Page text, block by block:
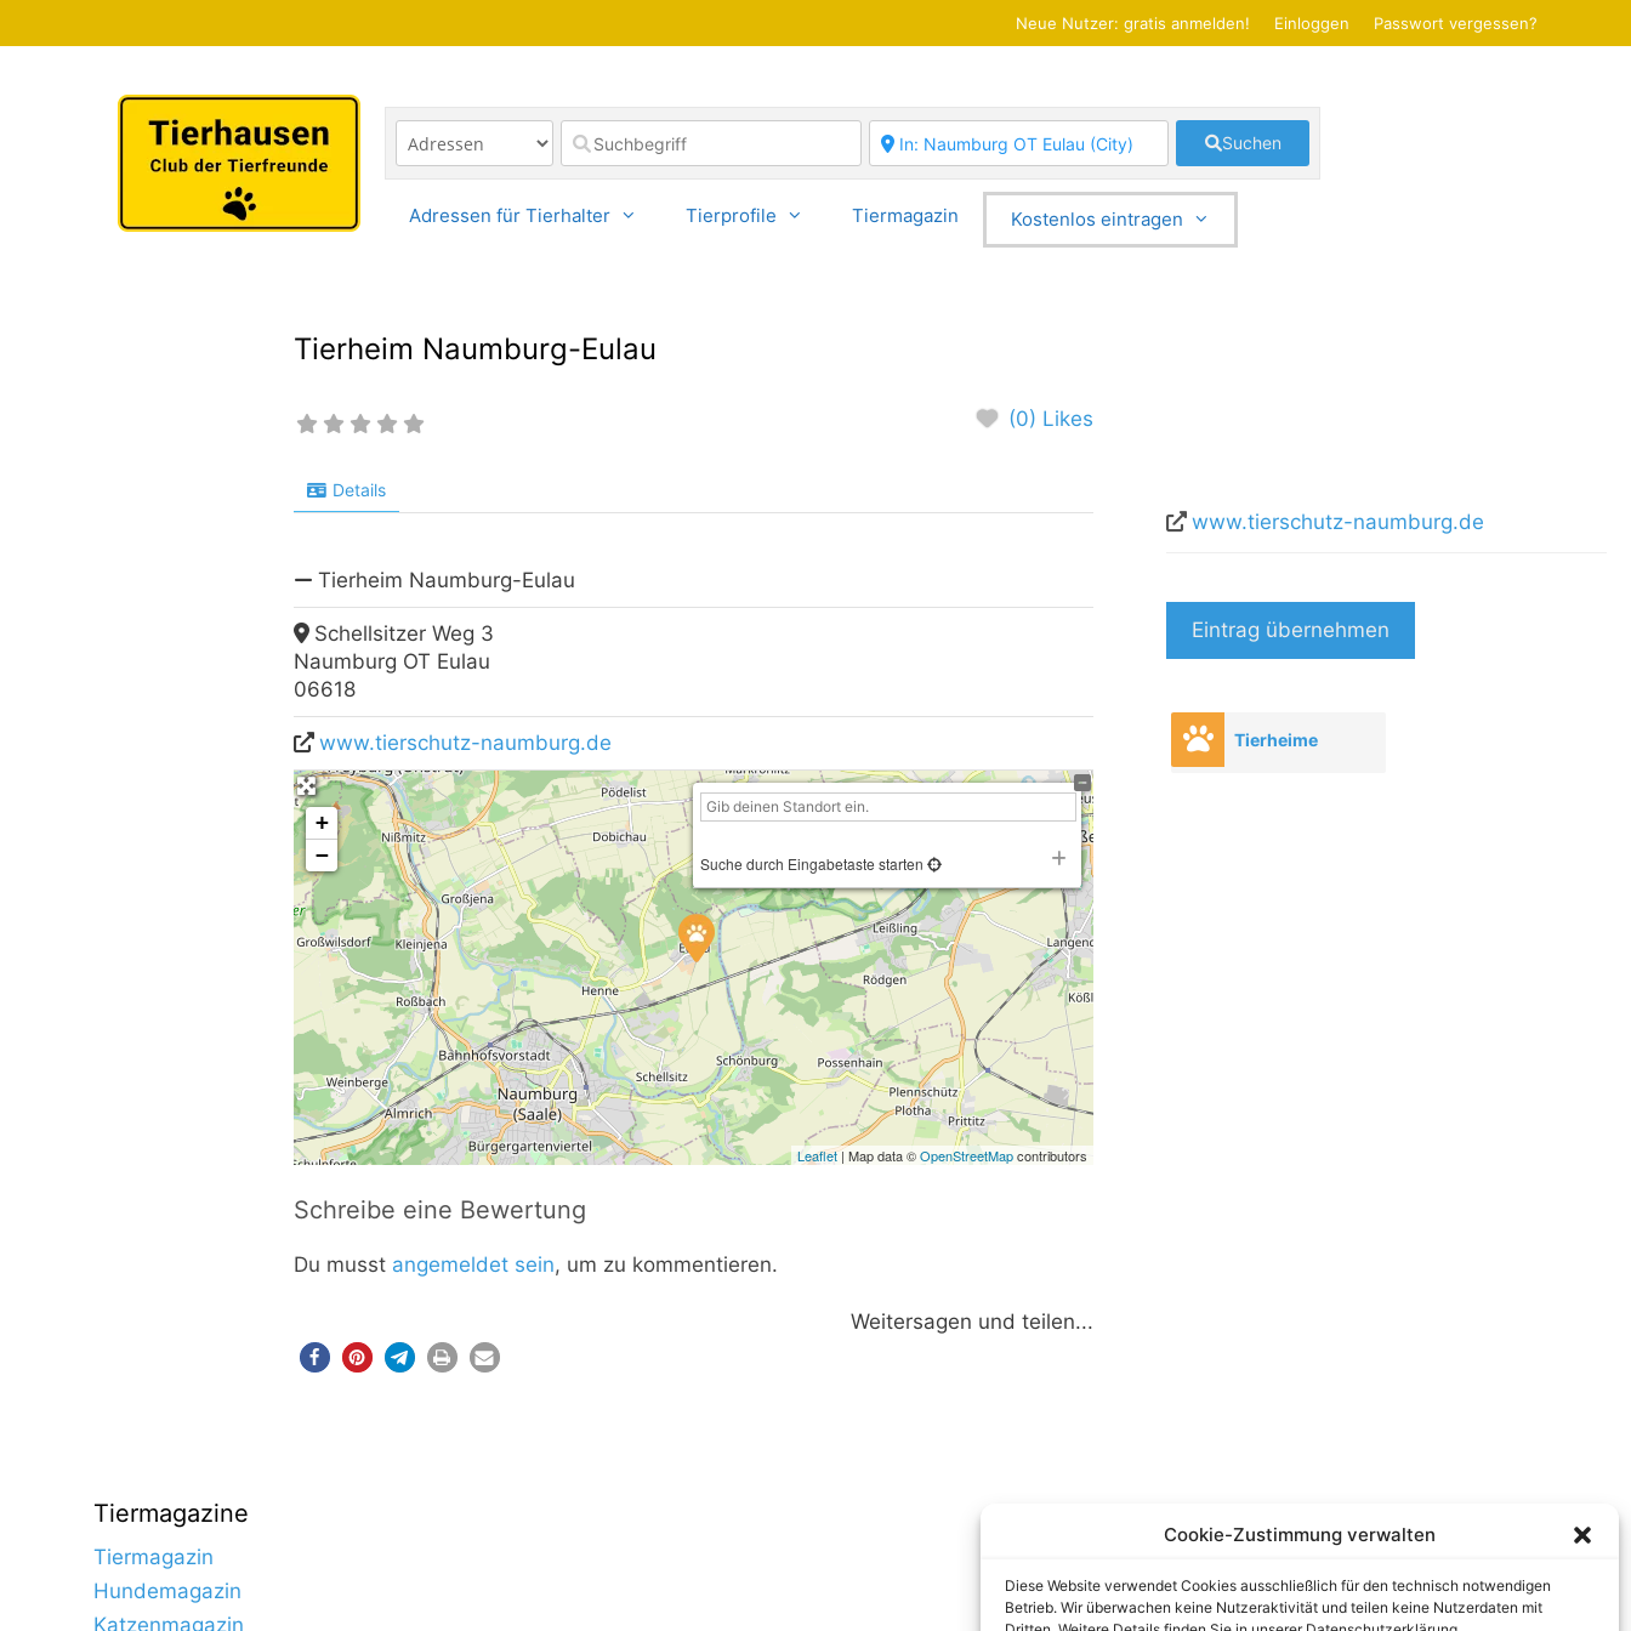
Cookie-Zustimmung verwalten
Diese Website verwendet Cookies ausschließlich für den technisch notwendigen
Betrieb. Wir überwachen keine Nutzeraktivität und teilen keine Nutzerdaten mit
Inhalt
Neue Nutzer: gratis anmelden! Einloggen Passwort vergessen?
Suchen
Adressen für Tierhalter Tierprofile Tiermagazin Kostenlos eintragen
Tierheim Naumburg-Eulau
(0) Likes
Details
Tierheim Naumburg-Eulau
Schellsitzer Weg 3
Naumburg OT Eulau
06618
www.tierschutz-naumburg.de
+
−
Suche durch Eingabetaste starten
Leaflet| Map data ©OpenStreetMapcontributors
Schreibe eine Bewertung
Du musst angemeldet sein, um zu kommentieren.
Weitersagen und teilen...
www.tierschutz-naumburg.de
Eintrag übernehmen
Tierheime
Tiermagazine
Tiermagazin
Hundemagazin
Katzenmagazin